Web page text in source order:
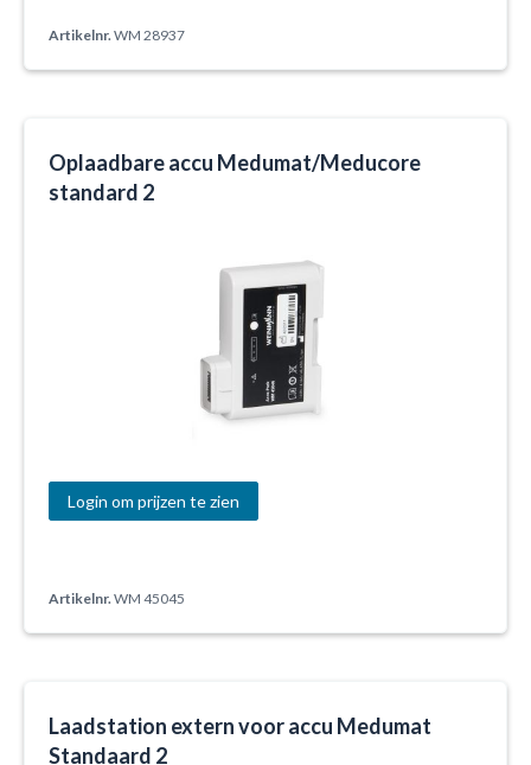
Artikelnr. WM 28937
Oplaadbare accu Medumat/Meducore
standard 2
Login om prijzen te zien
Artikelnr. WM 45045
Laadstation extern voor accu Medumat
Standaard 2